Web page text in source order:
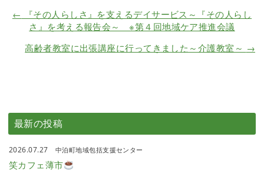
←
『その人らしさ』を支えるデイサービス～『その人らし
さ』を考える報告会～ ※第４回地域ケア推進会議
高齢者教室に出張講座に行ってきました～介護教室～ →
最新の投稿
2026.07.27 中泊町地域包括支援センター
笑カフェ薄市